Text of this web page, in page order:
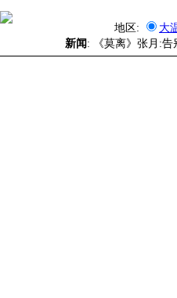
地区:
大
新闻 : 《莫离》张月: